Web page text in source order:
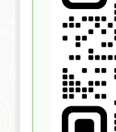
ださいご相談・お電
て無料です。お問い
あります。お困りご
話で連絡する時間が
などのお問い合わせ
ぎの方はお電話でのご相談が
ちら電話でお問い合
わせ※電話が出れず